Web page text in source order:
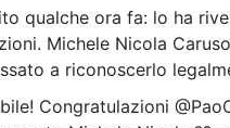
qualche ora fa: lo ha
Michele Nicola
a riconoscerlo
Congratulazioni